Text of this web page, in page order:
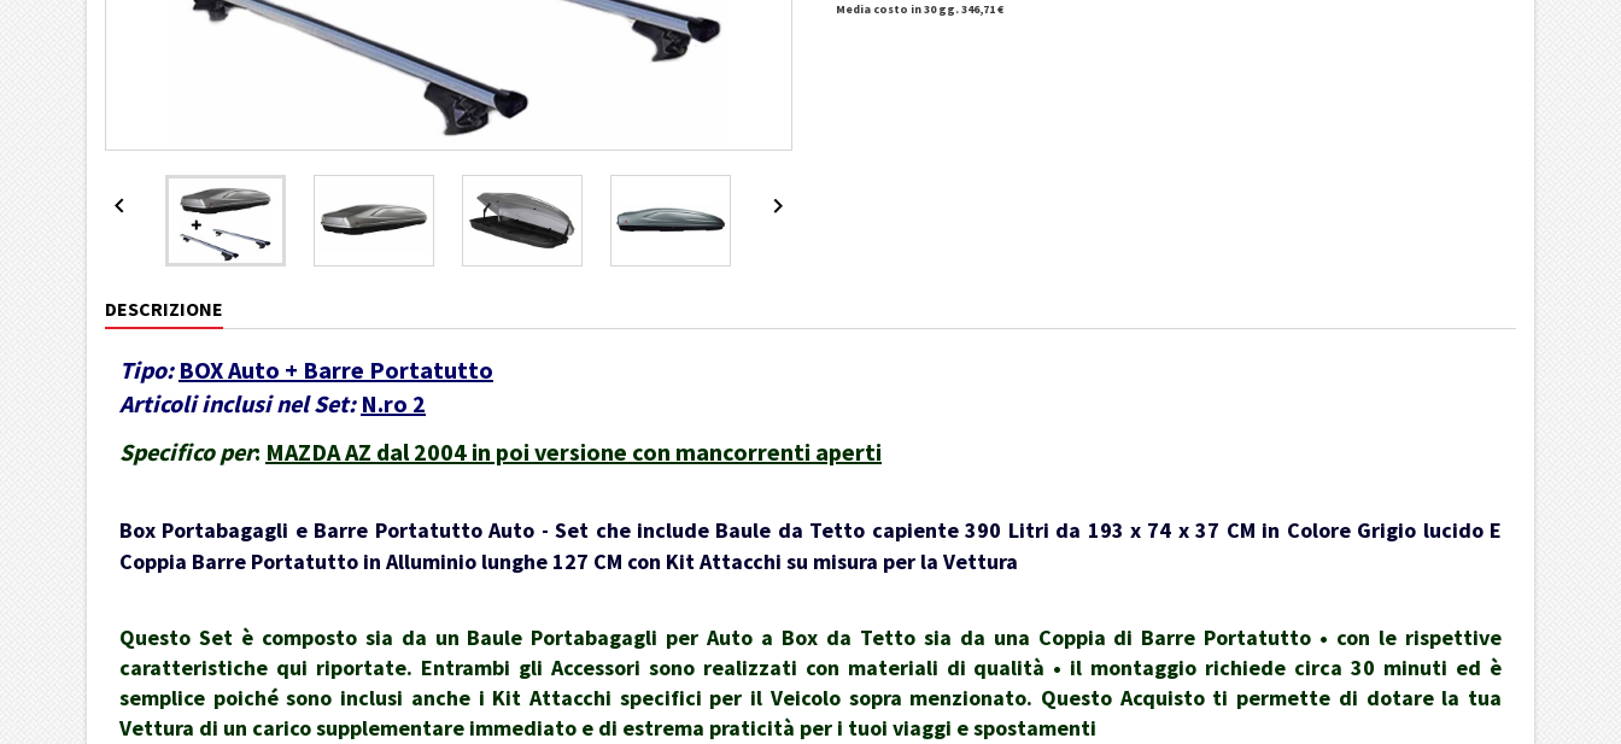
 
Media costo in 30 gg. 346,71 €
DESCRIZIONE
Tipo: BOX Auto + Barre Portatutto
Articoli inclusi nel Set: N.ro 2
Specifico per: MAZDA AZ dal 2004 in poi versione con mancorrenti aperti
Box Portabagagli e Barre Portatutto Auto - Set che include Baule da Tetto capiente 390 Litri da 193 x 74 x 37 CM in Colore Grigio lucido E
Coppia Barre Portatutto in Alluminio lunghe 127 CM con Kit Attacchi su misura per la Vettura
Questo Set è composto sia da un Baule Portabagagli per Auto a Box da Tetto sia da una Coppia di Barre Portatutto • con le rispettive
caratteristiche qui riportate. Entrambi gli Accessori sono realizzati con materiali di qualità • il montaggio richiede circa 30 minuti ed è
semplice poiché sono inclusi anche i Kit Attacchi specifici per il Veicolo sopra menzionato. Questo Acquisto ti permette di dotare la tua
Vettura di un carico supplementare immediato e di estrema praticità per i tuoi viaggi e spostamenti